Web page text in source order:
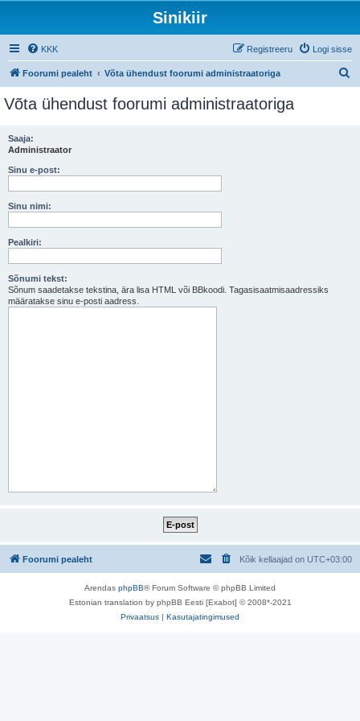
Sinikiir
KKK Logi sisse
Registreeru
Foorumi pealeht Võta ühendust foorumi administraatoriga
Võta ühendust foorumi administraatoriga
Saaja:
Administraator
Sinu e-post:
Sinu nimi:
Pealkiri:
Sõnumi tekst:
Sõnum saadetakse tekstina, ära lisa HTML või BBkoodi. Tagasisaatmisaadressiks
määratakse sinu e-posti aadress.
Foorumi pealeht Kõik kellaajad on UTC+03:00
Arendas phpBB® Forum Software © phpBB Limited
Estonian translation by phpBB Eesti [Exabot] © 2008*-2021
Privaatsus | Kasutajatingimused